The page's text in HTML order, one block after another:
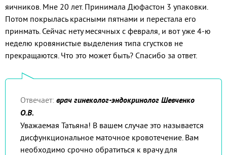
яичников. Мне 20 лет. Принимала Дюфастон 3 упаковки.
Потом покрылась красными пятнами и перестала его
принмать. Сейчас нету месячных с февраля, и вот уже 4-ю
неделю кровянистые выделения типа сгустков не
прекращаются. Что это может быть? Спасибо за ответ.
Отвечает: врач гинеколог-эндокринолог Шевченко
О.В.
Уважаемая Татьяна! В вашем случае это называется
дисфункциональное маточное кровотечение. Вам
необходимо срочно обратиться к врачу для